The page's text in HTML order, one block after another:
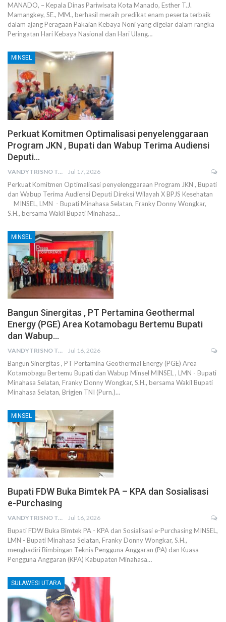
MANADO, – Kepala Dinas Pariwisata Kota Manado, Esther T.J.
Mamangkey, SE., MM., berhasil meraih predikat enam peserta terbaik
dalam ajang Peragaan Pakaian Kebaya Noni yang digelar dalam rangka
Peringatan Hari Kebaya Nasional dan Hari Ulang…
MINSEL
Perkuat Komitmen Optimalisasi penyelenggaraan
Program JKN , Bupati dan Wabup Terima Audiensi
Deputi…
VANDYTRISNO TALUMEPA Jul 17, 2026
Perkuat Komitmen Optimalisasi penyelenggaraan Program JKN , Bupati
dan Wabup Terima Audiensi Deputi Direksi Wilayah X BPJS Kesehatan
MINSEL, LMN - Bupati Minahasa Selatan, Franky Donny Wongkar,
S.H., bersama Wakil Bupati Minahasa…
MINSEL
Bangun Sinergitas , PT Pertamina Geothermal
Energy (PGE) Area Kotamobagu Bertemu Bupati
dan Wabup…
VANDYTRISNO TALUMEPA Jul 16, 2026
Bangun Sinergitas , PT Pertamina Geothermal Energy (PGE) Area
Kotamobagu Bertemu Bupati dan Wabup Minsel MINSEL , LMN - Bupati
Minahasa Selatan, Franky Donny Wongkar, S.H., bersama Wakil Bupati
Minahasa Selatan, Brigjen TNI (Purn.)…
MINSEL
Bupati FDW Buka Bimtek PA – KPA dan Sosialisasi
e-Purchasing
VANDYTRISNO TALUMEPA Jul 16, 2026
Bupati FDW Buka Bimtek PA - KPA dan Sosialisasi e-Purchasing MINSEL,
LMN - Bupati Minahasa Selatan, Franky Donny Wongkar, S.H.,
menghadiri Bimbingan Teknis Pengguna Anggaran (PA) dan Kuasa
Pengguna Anggaran (KPA) Kabupaten Minahasa…
SULAWESI UTARA